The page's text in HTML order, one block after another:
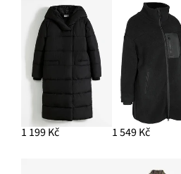
1 199 Kč 1 549 Kč